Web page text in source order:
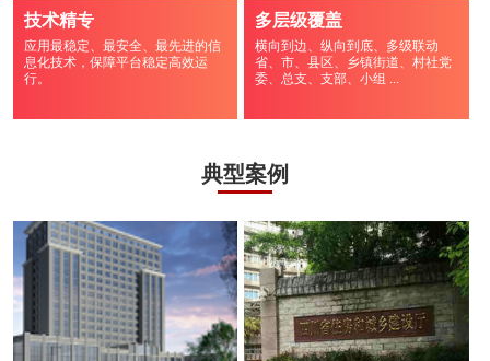
技术精专
应用最稳定、最安全、最先进的信
息化技术，保障平台稳定高效运
行。
多层级覆盖
横向到边、纵向到底、多级联动
省、市、县区、乡镇街道、村社党
委、总支、支部、小组 ...
典型案例